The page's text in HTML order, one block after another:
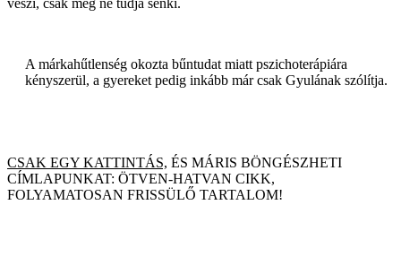
veszi, csak meg ne tudja senki.
A márkahűtlenség okozta bűntudat miatt pszichoterápiára
kényszerül, a gyereket pedig inkább már csak Gyulának szólítja.
CSAK EGY KATTINTÁS, ÉS MÁRIS BÖNGÉSZHETI
CÍMLAPUNKAT: ÖTVEN-HATVAN CIKK,
FOLYAMATOSAN FRISSÜLŐ TARTALOM!